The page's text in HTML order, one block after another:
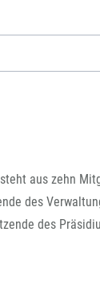
aus zehn
des
des